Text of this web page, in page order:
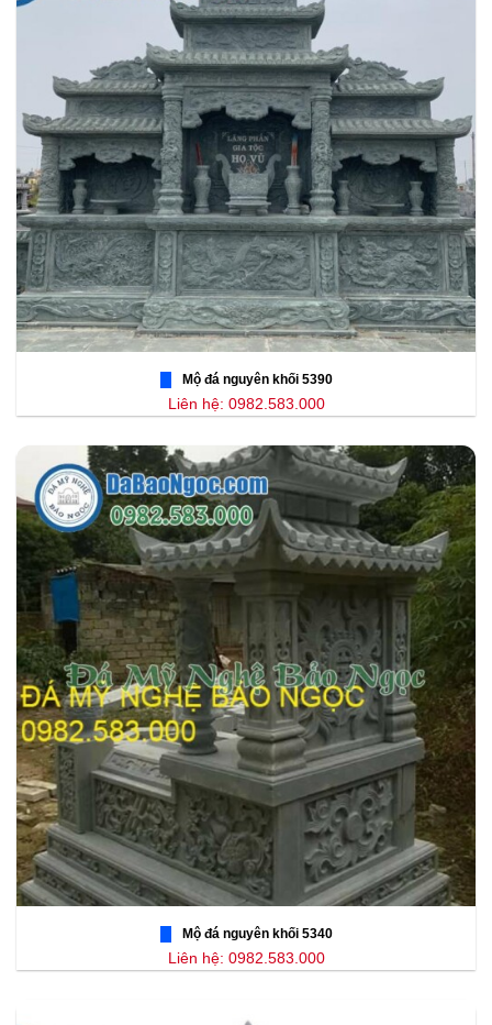
Mộ đá nguyên khối 5390
Liên hệ: 0982.583.000
Mộ đá nguyên khối 5340
Liên hệ: 0982.583.000